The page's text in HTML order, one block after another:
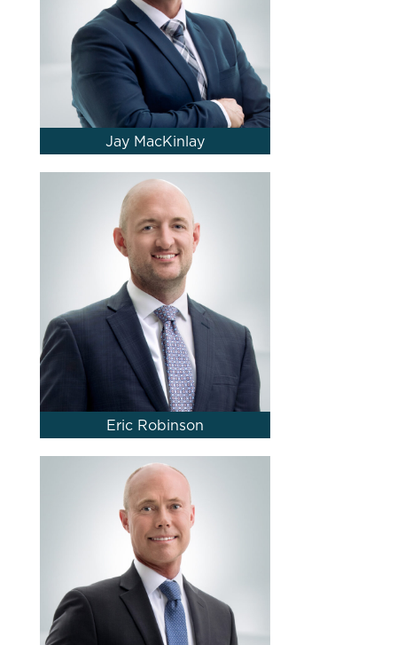
Jay MacKinlay
Eric Robinson